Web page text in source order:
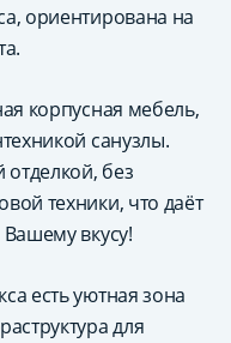
ориентирована на
корпусная мебель,
санузлы.
отделкой, без
техники, что даёт
вкусу!
есть уютная зона
для